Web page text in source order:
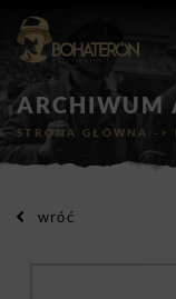
ARCHIWUM
STRONA GŁÓWNA ->
wróć